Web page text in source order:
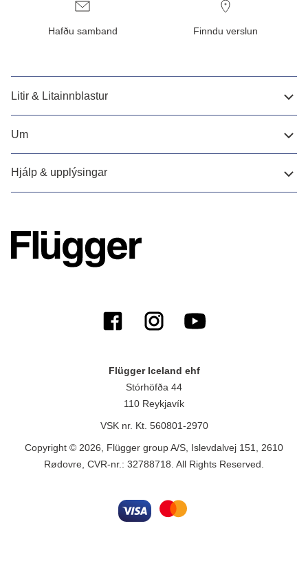
Hafðu samband Finndu verslun
Litir & Litainnblastur
Um
Hjálp & upplýsingar
Flügger Iceland ehf
Stórhöfða 44
110 Reykjavík
VSK nr. Kt. 560801-2970
Copyright © 2026, Flügger group A/S, Islevdalvej 151, 2610
Rødovre, CVR-nr.: 32788718. All Rights Reserved.